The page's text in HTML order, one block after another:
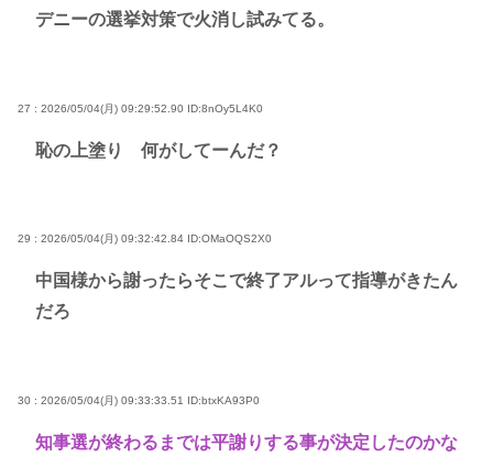
デニーの選挙対策で火消し試みてる。
27 : 2026/05/04(月) 09:29:52.90 ID:8nOy5L4K0
恥の上塗り 何がしてーんだ？
29 : 2026/05/04(月) 09:32:42.84 ID:OMaOQS2X0
中国様から謝ったらそこで終了アルって指導がきたん
だろ
30 : 2026/05/04(月) 09:33:33.51 ID:btxKA93P0
知事選が終わるまでは平謝りする事が決定したのかな